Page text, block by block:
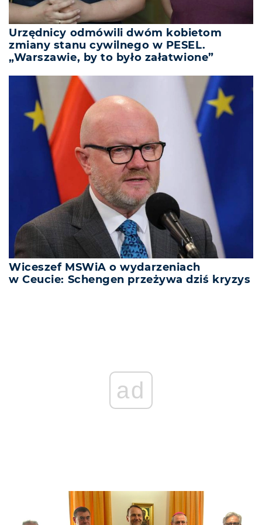
Urzędnicy odmówili dwóm kobietom
zmiany stanu cywilnego w PESEL.
„Warszawie, by to było załatwione”
Wiceszef MSWiA o wydarzeniach
w Ceucie: Schengen przeżywa dziś kryzys
ad